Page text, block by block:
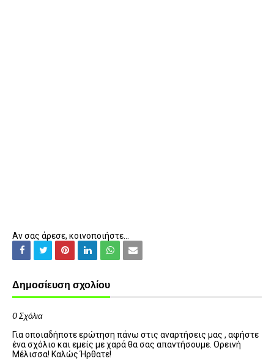
Αν σας άρεσε, κοινοποιήστε...
Δημοσίευση σχολίου
0 Σχόλια
Για οποιαδήποτε ερώτηση πάνω στις αναρτήσεις μας , αφήστε
ένα σχόλιο και εμείς με χαρά θα σας απαντήσουμε. Ορεινή
Μέλισσα! Καλώς Ήρθατε!